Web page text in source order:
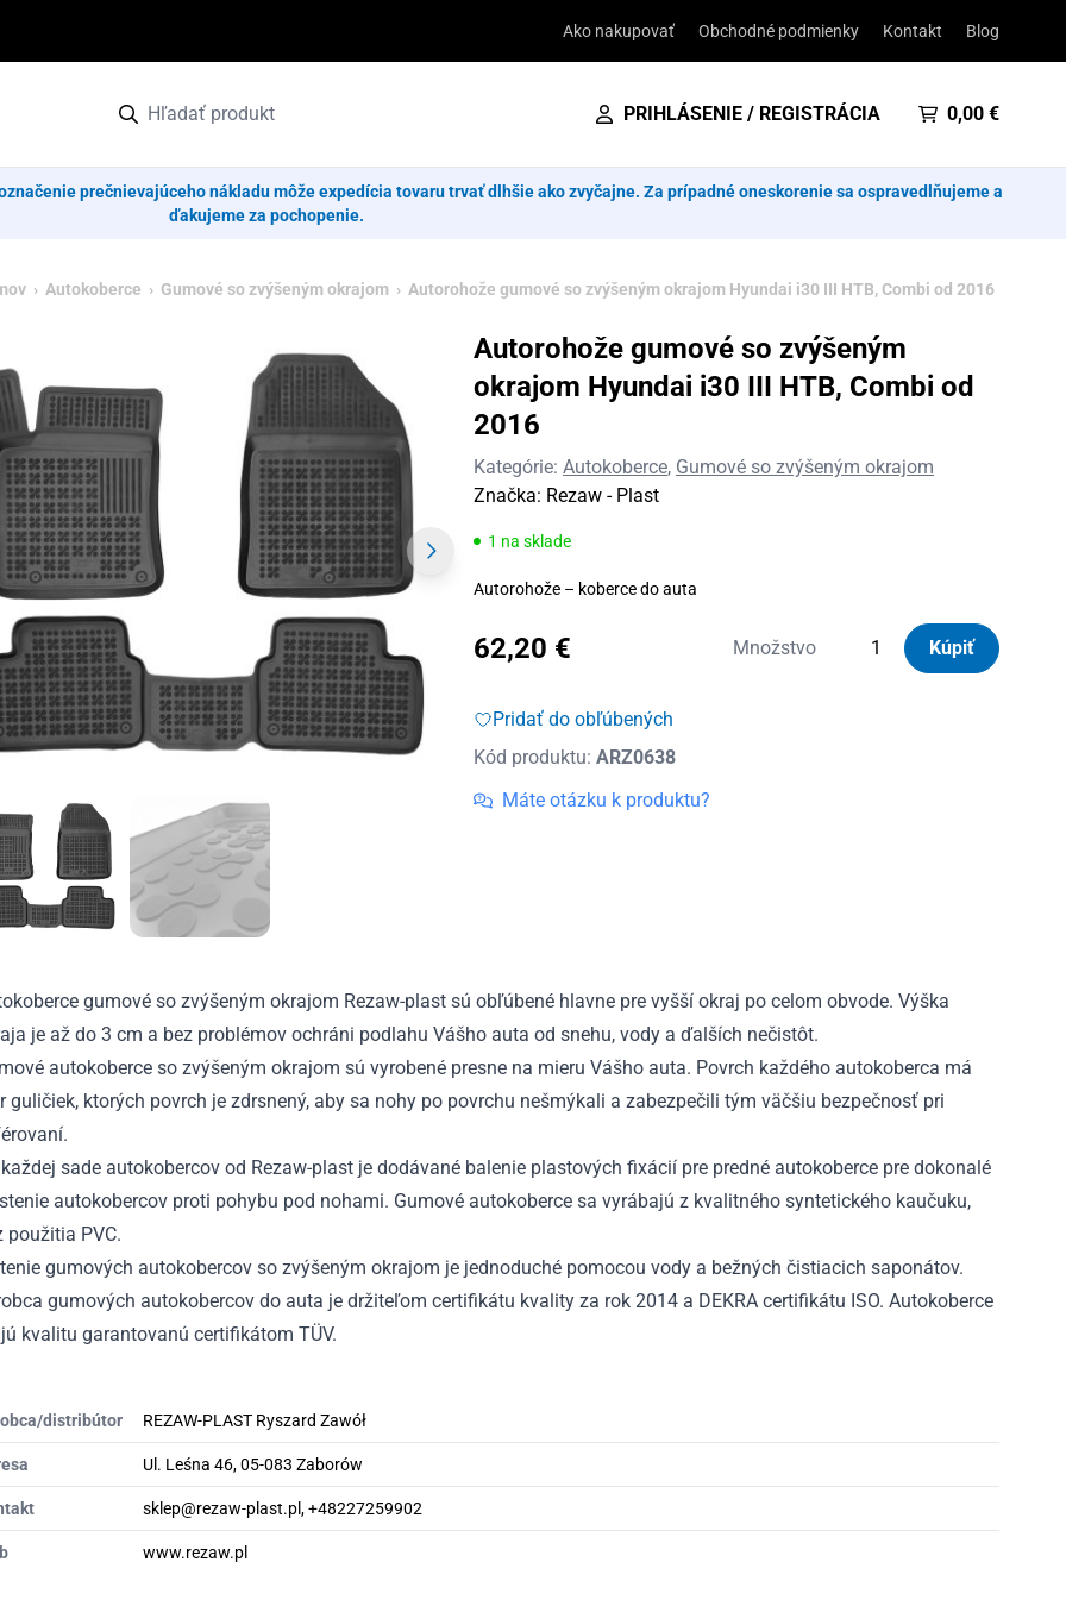
Ako nakupovať Obchodné podmienky Kontakt Blog
PRIHLÁSENIE / REGISTRÁCIA 0,00 €
prečnievajúceho nákladu môže expedícia tovaru trvať dlhšie ako zvyčajne. Za prípadné oneskorenie sa ospravedlňujeme a
ďakujeme za pochopenie.
› Autokoberce › Gumové so zvýšeným okrajom › Autorohože gumové so zvýšeným okrajom Hyundai i30 III HTB, Combi od 2016
Autorohože gumové so zvýšeným
okrajom Hyundai i30 III HTB, Combi od
2016
Kategórie: Autokoberce, Gumové so zvýšeným okrajom
Značka: Rezaw - Plast
1 na sklade
Autorohože – koberce do auta
62,20 € Množstvo
množstvo
2016
Kúpiť
Pridať do obľúbených
Kód produktu: ARZ0638
Máte otázku k produktu?
gumové so zvýšeným okrajom Rezaw-plast sú obľúbené hlavne pre vyšší okraj po celom obvode. Výška
je až do 3 cm a bez problémov ochráni podlahu Vášho auta od snehu, vody a ďalších nečistôt.
autokoberce so zvýšeným okrajom sú vyrobené presne na mieru Vášho auta. Povrch každého autokoberca má
guličiek, ktorých povrch je zdrsnený, aby sa nohy po povrchu nešmýkali a zabezpečili tým väčšiu bezpečnosť pri
sade autokobercov od Rezaw-plast je dodávané balenie plastových fixácií pre predné autokoberce pre dokonalé
autokobercov proti pohybu pod nohami. Gumové autokoberce sa vyrábajú z kvalitného syntetického kaučuku,
použitia PVC.
gumových autokobercov so zvýšeným okrajom je jednoduché pomocou vody a bežných čistiacich saponátov.
gumových autokobercov do auta je držiteľom certifikátu kvality za rok 2014 a DEKRA certifikátu ISO. Autokoberce
kvalitu garantovanú certifikátom TÜV.
distribútor REZAW-PLAST Ryszard Zawół
Ul. Leśna 46, 05-083 Zaborów
sklep@rezaw-plast.pl, +48227259902
www.rezaw.pl